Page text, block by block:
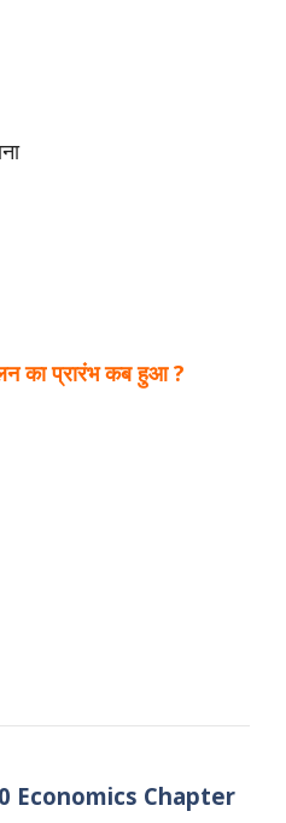
का प्रारंभ कब हुआ ?
Economics Chapter